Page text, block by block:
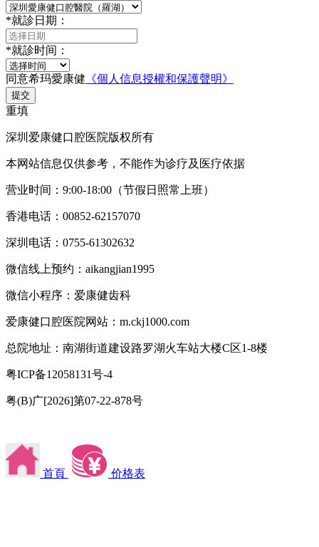
*就診日期：
*就診时间：
同意希玛愛康健 《個人信息授權和保護聲明》
提交
重填
深圳爱康健口腔医院版权所有
本网站信息仅供参考，不能作为诊疗及医疗依据
营业时间：9:00-18:00（节假日照常上班）
香港电话：00852-62157070
深圳电话：0755-61302632
微信线上预约：aikangjian1995
微信小程序：爱康健齿科
爱康健口腔医院网站：m.ckj1000.com
总院地址：南湖街道建设路罗湖火车站大楼C区1-8楼
粤ICP备12058131号-4
粤(B)广[2026]第07-22-878号
首頁 价格表